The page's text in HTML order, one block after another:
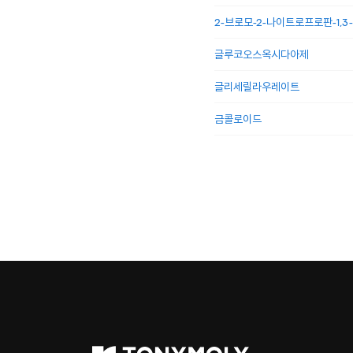
2-브로모-2-나이트로프로판-
글루코오스옥시다아제
글리세릴라우레이트
금콜로이드